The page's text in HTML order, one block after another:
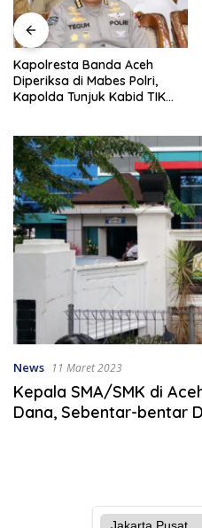
Kapolresta Banda Aceh
Diperiksa di Mabes Polri,
Kapolda Tunjuk Kabid TIK
News 11 Maret 2023
Kepala SMA/SMK di
Dana, Sebentar-bentar